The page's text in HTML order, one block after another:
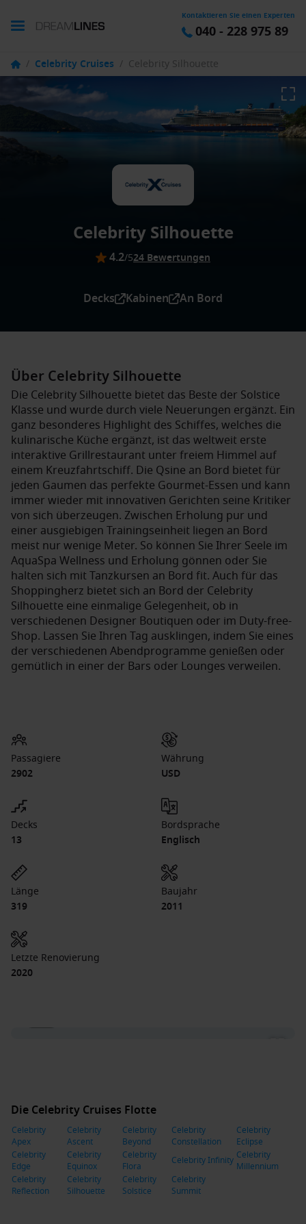
Kontaktieren Sie einen Experten
040 - 228 975 89
/ Celebrity Cruises / Celebrity Silhouette
Celebrity Silhouette
4.2/524 Bewertungen
Decks Kabinen An Bord
Über Celebrity Silhouette
Die Celebrity Silhouette bietet das Beste der Solstice
Klasse und wurde durch viele Neuerungen ergänzt. Ein
ganz besonderes Highlight des Schiffes, welches die
kulinarische Küche ergänzt, ist das weltweit erste
interaktive Grillrestaurant unter freiem Himmel auf
einem Kreuzfahrtschiff. Die Qsine an Bord bietet für
jeden Gaumen das perfekte Gourmet-Essen und kann
immer wieder mit innovativen Gerichten seine Kritiker
von sich überzeugen. Zwischen Erholung pur und
einer ausgiebigen Trainingseinheit liegen an Bord
meist nur wenige Meter. So können Sie Ihrer Seele im
AquaSpa Wellness und Erholung gönnen oder Sie
halten sich mit Tanzkursen an Bord fit. Auch für das
Shoppingherz bietet sich an Bord der Celebrity
Silhouette eine einmalige Gelegenheit, ob in
verschiedenen Designer Boutiquen oder im Duty-free-
Shop. Lassen Sie Ihren Tag ausklingen, indem Sie eines
der verschiedenen Abendprogramme genießen oder
gemütlich in einer der Bars oder Lounges verweilen.
Passagiere
2902
Währung
USD
Decks
13
Bordsprache
Englisch
Länge
319
Baujahr
2011
Letzte Renovierung
2020
Die Celebrity Cruises Flotte
Celebrity
Apex
Celebrity
Ascent
Celebrity
Beyond
Celebrity
Constellation
Celebrity
Eclipse
Celebrity
Edge
Celebrity
Equinox
Celebrity
Flora
Celebrity Infinity Celebrity
Millennium
Celebrity
Reflection
Celebrity
Silhouette
Celebrity
Solstice
Celebrity
Summit